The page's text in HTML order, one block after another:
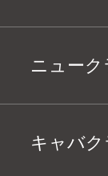
ニューク
キャバク